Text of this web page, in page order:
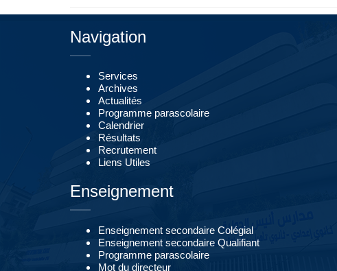
Navigation
Services
Archives
Actualités
Programme parascolaire
Calendrier
Résultats
Recrutement
Liens Utiles
Enseignement
Enseignement secondaire Colégial
Enseignement secondaire Qualifiant
Programme parascolaire
Mot du directeur